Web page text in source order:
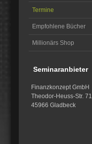
Termine
Empfohlene Bücher
Millionärs Shop
Seminaranbieter
Finanzkonzept GmbH
Theodor-Heuss-Str. 71
45966 Gladbeck